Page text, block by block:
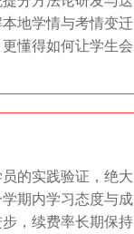
地学情与考情变迁
懂得如何让学生会
员的实践验证，绝大
期内学习态度与成
，续费率长期保持